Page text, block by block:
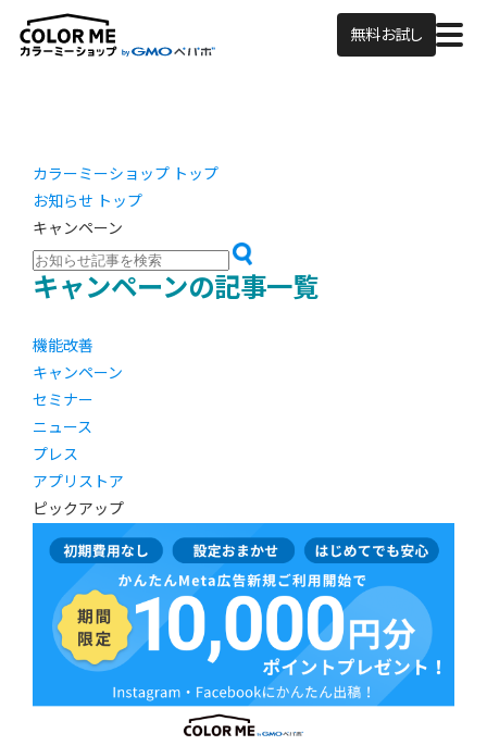
無料お試し
カラーミーショップ トップ
お知らせ トップ
キャンペーン
キャンペーンの記事一覧
機能改善
キャンペーン
セミナー
ニュース
プレス
アプリストア
ピックアップ